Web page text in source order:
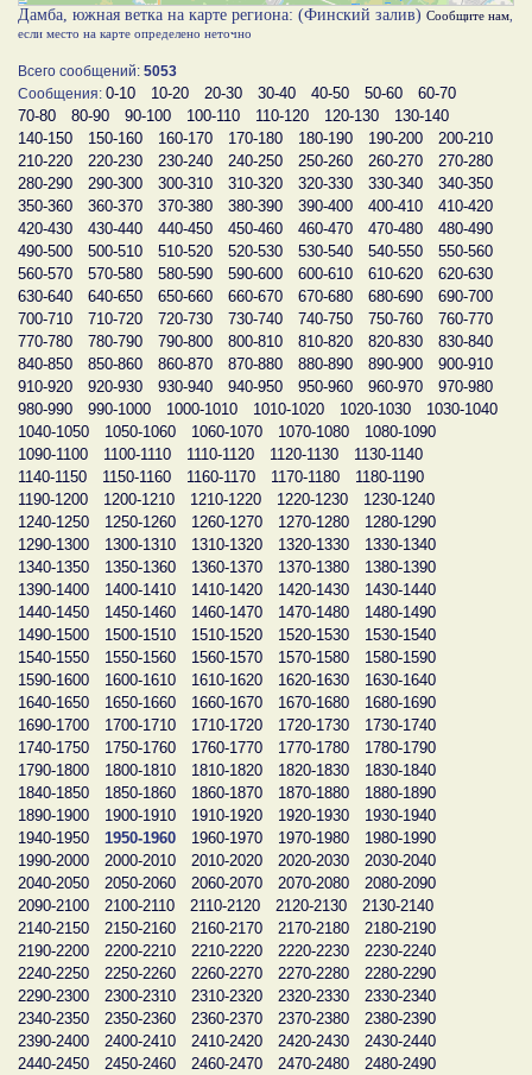
Дамба, южная ветка на карте региона: (Финский залив) Сообщите нам
если место на карте определено неточно
Всего сообщений: 5053
Сообщения: 0-10 10-20 20-30 30-40 40-50 50-60
60-70
70-80
80-90 90-100 100-110 110-120 120-130
130-140
140-150
150-160 160-170 170-180 180-190 190-200
200-210
210-220
220-230 230-240 240-250 250-260 260-270
270-280
280-290
290-300 300-310 310-320 320-330 330-340
340-350
350-360
360-370 370-380 380-390 390-400 400-410
410-420
420-430
430-440 440-450 450-460 460-470 470-480
480-490
490-500
500-510 510-520 520-530 530-540 540-550
550-560
560-570
570-580 580-590 590-600 600-610 610-620
620-630
630-640
640-650 650-660 660-670 670-680 680-690
690-700
700-710
710-720 720-730 730-740 740-750 750-760
760-770
770-780
780-790 790-800 800-810 810-820 820-830
830-840
840-850
850-860 860-870 870-880 880-890 890-900
900-910
910-920
920-930 930-940 940-950 950-960 960-970
970-980
980-990
990-1000 1000-1010 1010-1020 1020-1030
1030-1040
1040-1050
1050-1060 1060-1070 1070-1080
1080-1090
1090-1100
1100-1110 1110-1120 1120-1130
1130-1140
1140-1150
1150-1160 1160-1170 1170-1180
1180-1190
1190-1200
1200-1210 1210-1220 1220-1230
1230-1240
1240-1250
1250-1260 1260-1270 1270-1280
1280-1290
1290-1300
1300-1310 1310-1320 1320-1330
1330-1340
1340-1350
1350-1360 1360-1370 1370-1380
1380-1390
1390-1400
1400-1410 1410-1420 1420-1430
1430-1440
1440-1450
1450-1460 1460-1470 1470-1480
1480-1490
1490-1500
1500-1510 1510-1520 1520-1530
1530-1540
1540-1550
1550-1560 1560-1570 1570-1580
1580-1590
1590-1600
1600-1610 1610-1620 1620-1630
1630-1640
1640-1650
1650-1660 1660-1670 1670-1680
1680-1690
1690-1700
1700-1710 1710-1720 1720-1730
1730-1740
1740-1750
1750-1760 1760-1770 1770-1780
1780-1790
1790-1800
1800-1810 1810-1820 1820-1830
1830-1840
1840-1850
1850-1860 1860-1870 1870-1880
1880-1890
1890-1900
1900-1910 1910-1920 1920-1930
1930-1940
1940-1950
1950-1960 1960-1970 1970-1980
1980-1990
1990-2000
2000-2010 2010-2020 2020-2030
2030-2040
2040-2050
2050-2060 2060-2070 2070-2080
2080-2090
2090-2100
2100-2110 2110-2120 2120-2130
2130-2140
2140-2150
2150-2160 2160-2170 2170-2180
2180-2190
2190-2200
2200-2210 2210-2220 2220-2230
2230-2240
2240-2250
2250-2260 2260-2270 2270-2280
2280-2290
2290-2300
2300-2310 2310-2320 2320-2330
2330-2340
2340-2350
2350-2360 2360-2370 2370-2380
2380-2390
2390-2400
2400-2410 2410-2420 2420-2430
2430-2440
2440-2450
2450-2460 2460-2470 2470-2480
2480-2490